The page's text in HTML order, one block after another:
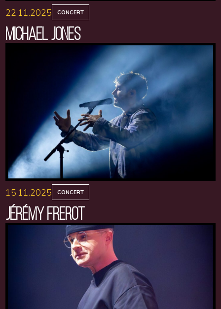
22.11.2025 CONCERT
MICHAEL JONES
15.11.2025 CONCERT
JÉRÉMY FREROT